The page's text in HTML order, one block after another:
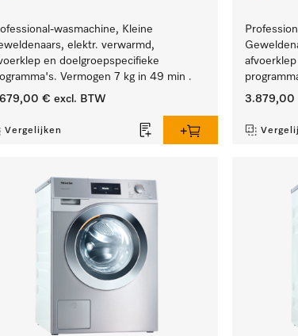
wasmachine, Kleine
elektr. verwarmd,
en doelgroepspecifieke
Vermogen 7 kg in 49 min .
€ excl. BTW
Vergelijken
3.879,00